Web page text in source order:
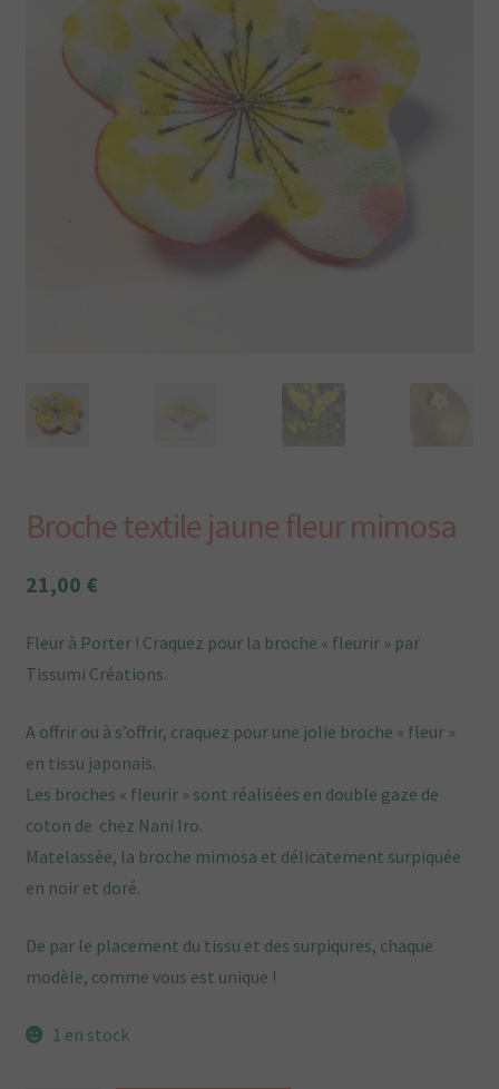
La boutique Tissumi
Livraison
Love Nani Iro et jolis tissus
Mentions légales
Plan du site
Plan du site
Points de vente
Une envie particulière
Vous aimez Tissumi,
Broche textile jaune fleur mimosa
21,00 €
Fleur à Porter ! Craquez pour la broche « fleurir » par
Tissumi Créations.
A offrir ou à s’offrir, craquez pour une jolie broche « fleur »
en tissu japonais.
Les broches « fleurir » sont réalisées en double gaze de
coton de chez Nani Iro.
Matelassée, la broche mimosa et délicatement surpiquée
en noir et doré.
De par le placement du tissu et des surpiqures, chaque
modèle, comme vous est unique !
1 en stock